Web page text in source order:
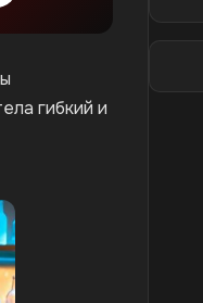
гибкий и